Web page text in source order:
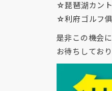
☆琵琶湖カン
☆利府ゴルフ
是非この機会
お待ちしており